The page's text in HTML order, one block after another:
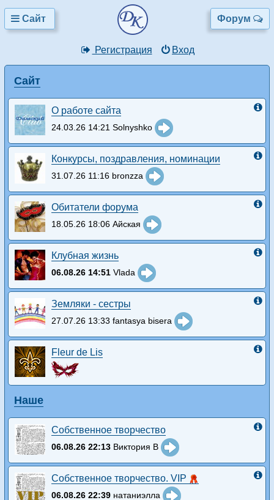
Сайт Форум
Регистрация Вход
Сайт
О работе сайта
24.03.26 14:21 Solnyshko
Конкурсы, поздравления, номинации
31.07.26 11:16 bronzza
Обитатели форума
18.05.26 18:06 Айская
Клубная жизнь
06.08.26 14:51 Vlada
Земляки - сестры
27.07.26 13:33 fantasya bisera
Fleur de Lis
Наше
Собственное творчество
06.08.26 22:13 Виктория В
Собственное творчество. VIP
06.08.26 22:39 натаниэлла